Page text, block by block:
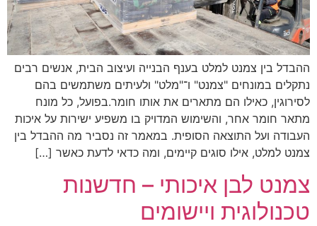
ההבדל בין צמנט למלט בענף הבנייה ועיצוב הבית, אנשים רבים
נתקלים במונחים "צמנט" ו־"מלט" ולעיתים משתמשים בהם
לסירוגין, כאילו הם מתארים את אותו חומר.בפועל, כל מונח
מתאר חומר אחר, והשימוש המדויק בו משפיע ישירות על איכות
העבודה ועל התוצאה הסופית. במאמר זה נסביר מה ההבדל בין
צמנט למלט, אילו סוגים קיימים, ומה כדאי לדעת כאשר […]
צמנט לבן איכותי – חדשנות
טכנולוגית ויישומים